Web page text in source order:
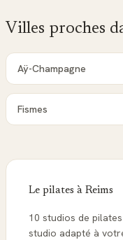
Villes proches
Aÿ-Champagne
Fismes
Le pilates à Reims
10 studios de
studio adapté à